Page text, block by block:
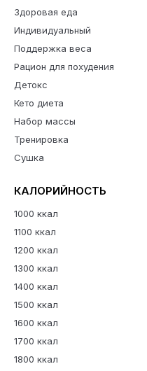
Здоровая еда
Индивидуальный
Поддержка веса
Рацион для похудения
Детокс
Кето диета
Набор массы
Тренировка
Сушка
КАЛОРИЙНОСТЬ
1000 ккал
1100 ккал
1200 ккал
1300 ккал
1400 ккал
1500 ккал
1600 ккал
1700 ккал
1800 ккал